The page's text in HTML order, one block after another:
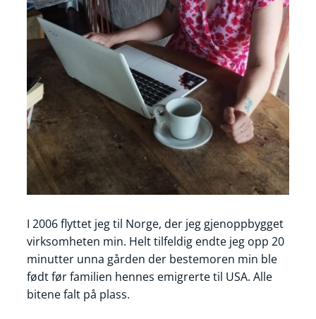
I 2006 flyttet jeg til Norge, der jeg gjenoppbygget
virksomheten min. Helt tilfeldig endte jeg opp 20
minutter unna gården der bestemoren min ble
født før familien hennes emigrerte til USA. Alle
bitene falt på plass.